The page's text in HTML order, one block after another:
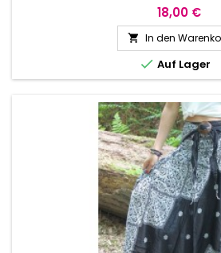
18,00 €
 In den
 Auf Lager